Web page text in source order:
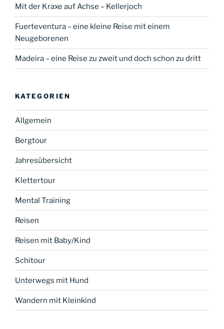
Mit der Kraxe auf Achse – Kellerjoch
Fuerteventura – eine kleine Reise mit einem
Neugeborenen
Madeira – eine Reise zu zweit und doch schon zu dritt
KATEGORIEN
Allgemein
Bergtour
Jahresübersicht
Klettertour
Mental Training
Reisen
Reisen mit Baby/Kind
Schitour
Unterwegs mit Hund
Wandern mit Kleinkind